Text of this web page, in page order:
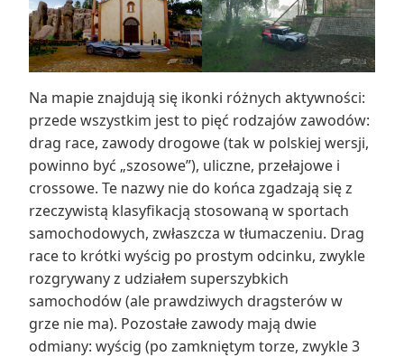
Na mapie znajdują się ikonki różnych aktywności:
przede wszystkim jest to pięć rodzajów zawodów:
drag race, zawody drogowe (tak w polskiej wersji,
powinno być „szosowe”), uliczne, przełajowe i
crossowe. Te nazwy nie do końca zgadzają się z
rzeczywistą klasyfikacją stosowaną w sportach
samochodowych, zwłaszcza w tłumaczeniu. Drag
race to krótki wyścig po prostym odcinku, zwykle
rozgrywany z udziałem superszybkich
samochodów (ale prawdziwych dragsterów w
grze nie ma). Pozostałe zawody mają dwie
odmiany: wyścig (po zamkniętym torze, zwykle 3